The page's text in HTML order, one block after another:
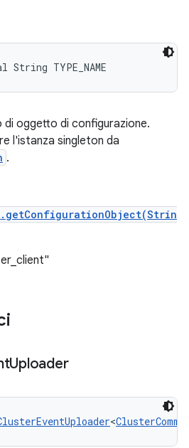
TYPE_NAME
di oggetto di configurazione.
l'istanza singleton da
.
Uploader
<